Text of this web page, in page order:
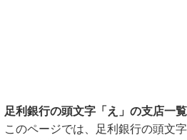
足利銀行の頭文字「え」の支店一覧
このページでは、足利銀行の頭文